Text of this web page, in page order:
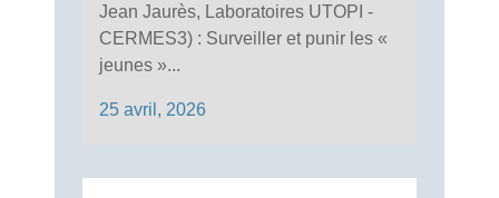
Jean Jaurès, Laboratoires UTOPI -
CERMES3) : Surveiller et punir les «
jeunes »...
25 avril, 2026